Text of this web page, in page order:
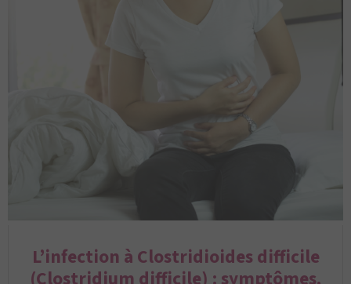
L’infection à Clostridioides difficile